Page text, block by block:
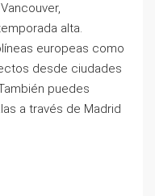
alta.
europeas como
desde ciudades
puedes
a través de Madrid